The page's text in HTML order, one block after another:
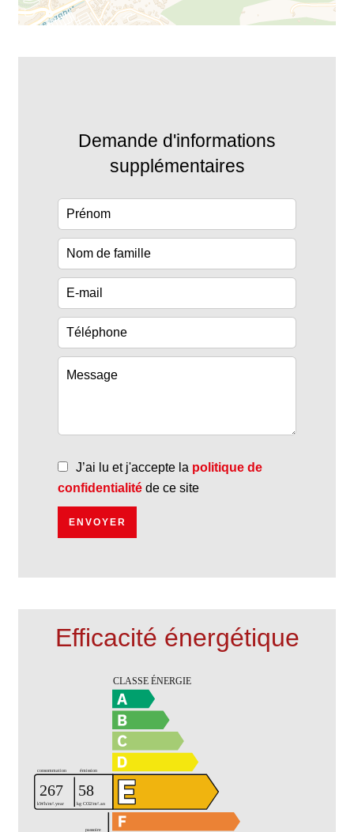
Demande d'informations
supplémentaires
J’ai lu et j'accepte la politique de
confidentialité de ce site
ENVOYER
Efficacité énergétique